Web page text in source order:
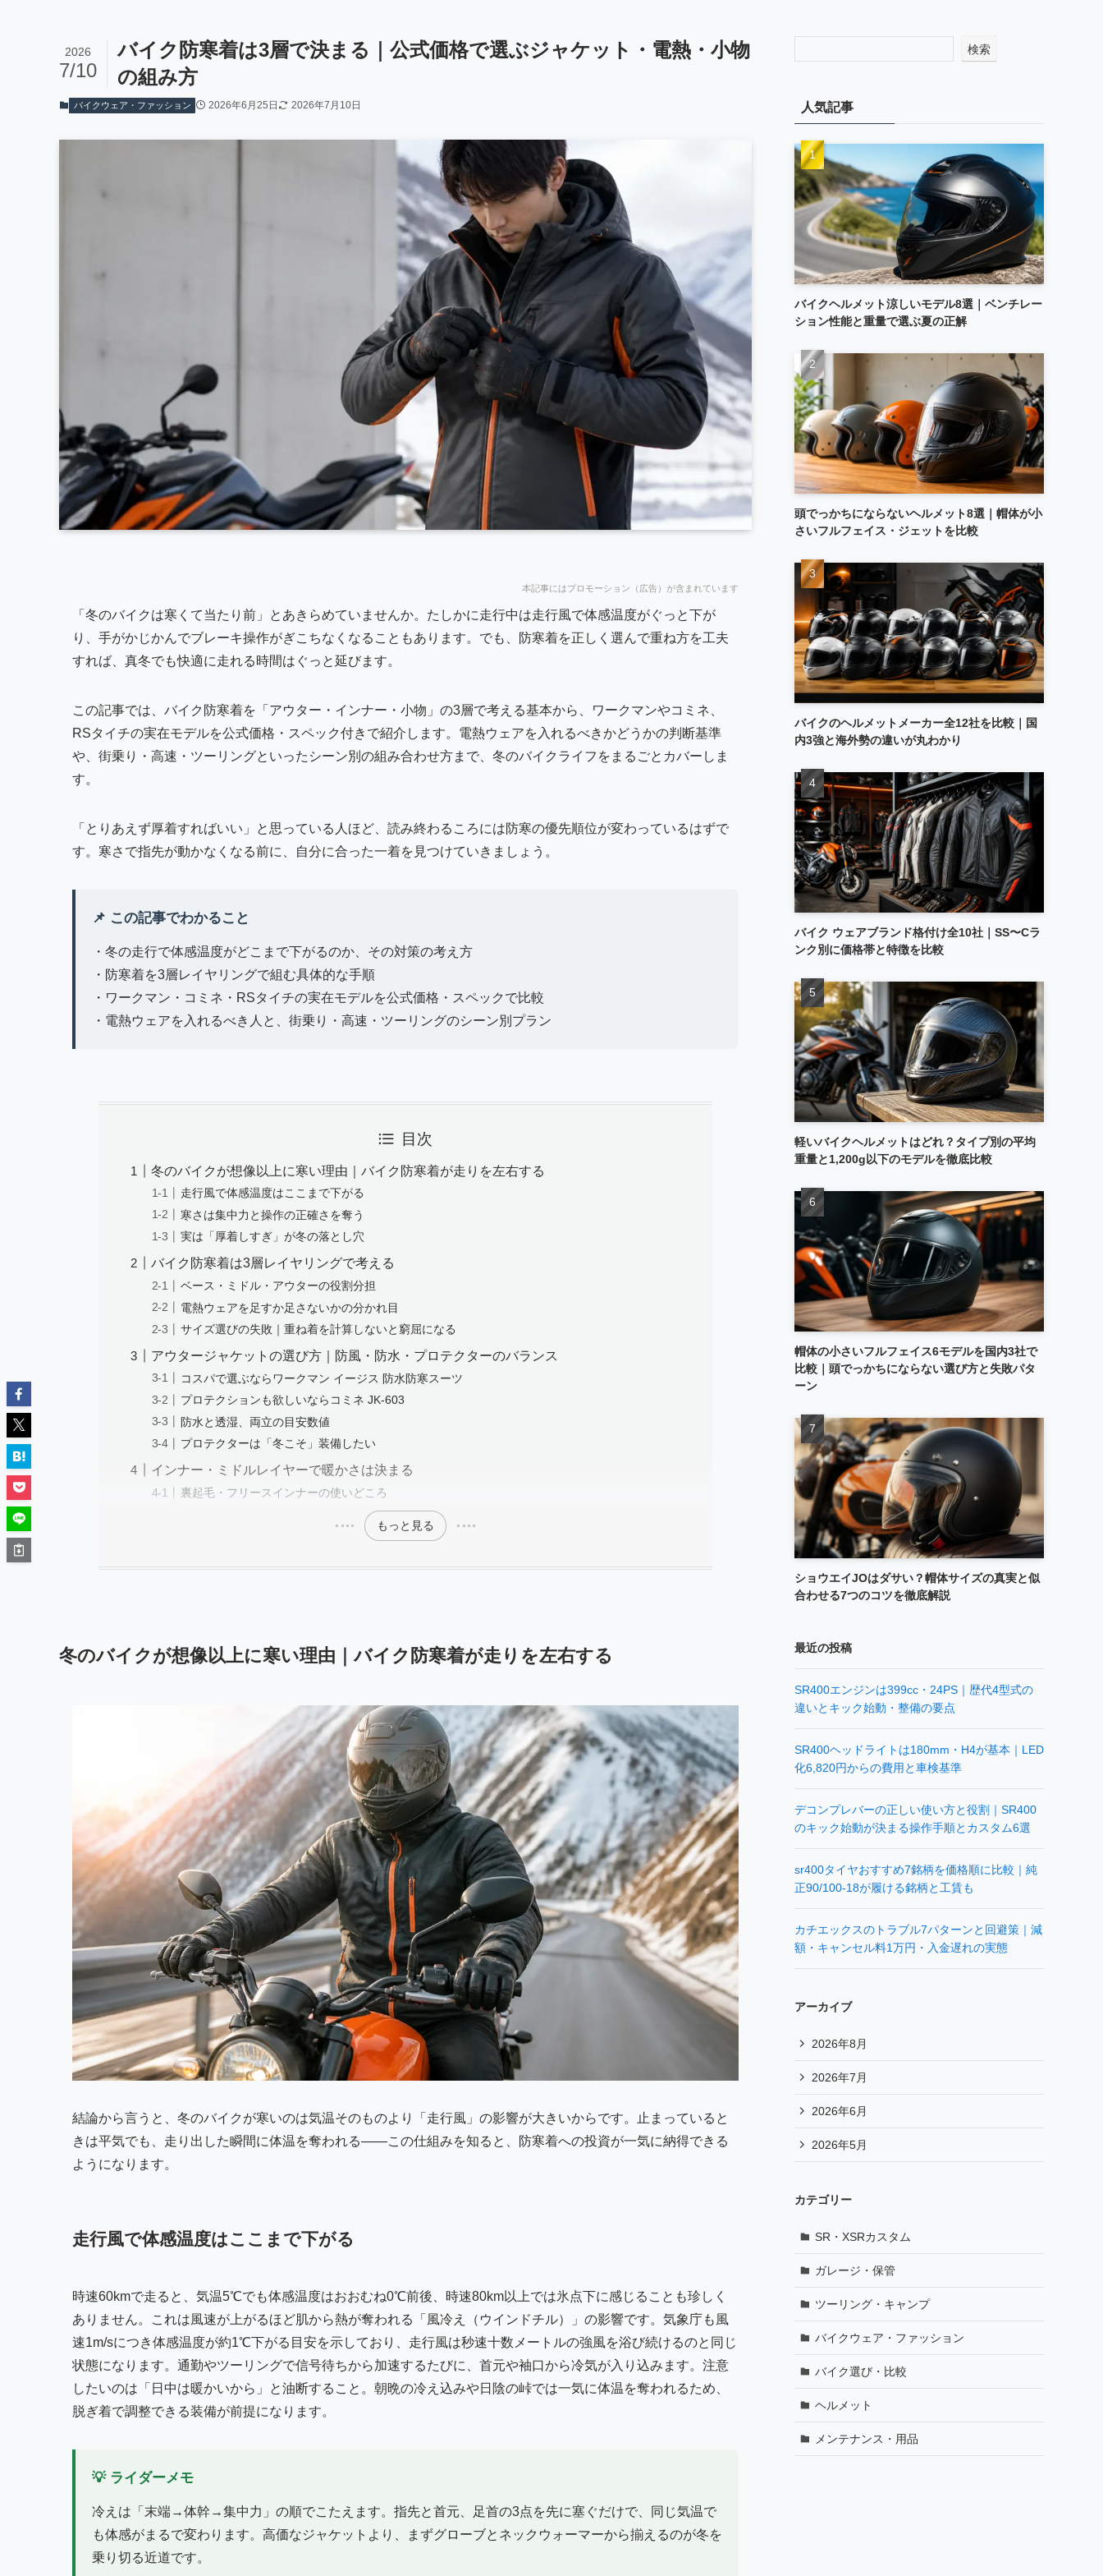
バイク防寒着は3層で決まる｜公式価格で選ぶジャケット・電熱・小物
の組み方
2026
7/10
バイクウェア・ファッション 2026年6月25日 2026年7月10日
本記事にはプロモーション（広告）が含まれています
「冬のバイクは寒くて当たり前」とあきらめていませんか。たしかに走行中は走行風で体感温度がぐっと下が
り、手がかじかんでブレーキ操作がぎこちなくなることもあります。でも、防寒着を正しく選んで重ね方を工夫
すれば、真冬でも快適に走れる時間はぐっと延びます。
この記事では、バイク防寒着を「アウター・インナー・小物」の3層で考える基本から、ワークマンやコミネ、
RSタイチの実在モデルを公式価格・スペック付きで紹介します。電熱ウェアを入れるべきかどうかの判断基準
や、街乗り・高速・ツーリングといったシーン別の組み合わせ方まで、冬のバイクライフをまるごとカバーしま
す。
「とりあえず厚着すればいい」と思っている人ほど、読み終わるころには防寒の優先順位が変わっているはずで
す。寒さで指先が動かなくなる前に、自分に合った一着を見つけていきましょう。
📌 この記事でわかること
・冬の走行で体感温度がどこまで下がるのか、その対策の考え方
・防寒着を3層レイヤリングで組む具体的な手順
・ワークマン・コミネ・RSタイチの実在モデルを公式価格・スペックで比較
・電熱ウェアを入れるべき人と、街乗り・高速・ツーリングのシーン別プラン
目次
冬のバイクが想像以上に寒い理由｜バイク防寒着が走りを左右する
走行風で体感温度はここまで下がる
寒さは集中力と操作の正確さを奪う
実は「厚着しすぎ」が冬の落とし穴
バイク防寒着は3層レイヤリングで考える
ベース・ミドル・アウターの役割分担
電熱ウェアを足すか足さないかの分かれ目
サイズ選びの失敗｜重ね着を計算しないと窮屈になる
アウタージャケットの選び方｜防風・防水・プロテクターのバランス
コスパで選ぶならワークマン イージス 防水防寒スーツ
プロテクションも欲しいならコミネ JK-603
防水と透湿、両立の目安数値
プロテクターは「冬こそ」装備したい
インナー・ミドルレイヤーで暖かさは決まる
裏起毛・フリースインナーの使いどころ
もっと見る
冬のバイクが想像以上に寒い理由｜バイク防寒着が走りを左右する
結論から言うと、冬のバイクが寒いのは気温そのものより「走行風」の影響が大きいからです。止まっていると
きは平気でも、走り出した瞬間に体温を奪われる——この仕組みを知ると、防寒着への投資が一気に納得できる
ようになります。
走行風で体感温度はここまで下がる
時速60kmで走ると、気温5℃でも体感温度はおおむね0℃前後、時速80km以上では氷点下に感じることも珍しく
ありません。これは風速が上がるほど肌から熱が奪われる「風冷え（ウインドチル）」の影響です。気象庁も風
速1m/sにつき体感温度が約1℃下がる目安を示しており、走行風は秒速十数メートルの強風を浴び続けるのと同じ
状態になります。通勤やツーリングで信号待ちから加速するたびに、首元や袖口から冷気が入り込みます。注意
したいのは「日中は暖かいから」と油断すること。朝晩の冷え込みや日陰の峠では一気に体温を奪われるため、
脱ぎ着で調整できる装備が前提になります。
💡 ライダーメモ
冷えは「末端→体幹→集中力」の順でこたえます。指先と首元、足首の3点を先に塞ぐだけで、同じ気温で
も体感がまるで変わります。高価なジャケットより、まずグローブとネックウォーマーから揃えるのが冬を
乗り切る近道です。
検索
人気記事
バイクヘルメット涼しいモデル8選｜ベンチレー
ション性能と重量で選ぶ夏の正解
頭でっかちにならないヘルメット8選｜帽体が小
さいフルフェイス・ジェットを比較
バイクのヘルメットメーカー全12社を比較｜国
内3強と海外勢の違いが丸わかり
バイク ウェアブランド格付け全10社｜SS〜Cラ
ンク別に価格帯と特徴を比較
軽いバイクヘルメットはどれ？タイプ別の平均
重量と1,200g以下のモデルを徹底比較
帽体の小さいフルフェイス6モデルを国内3社で
比較｜頭でっかちにならない選び方と失敗パタ
ーン
ショウエイJOはダサい？帽体サイズの真実と似
合わせる7つのコツを徹底解説
最近の投稿
SR400エンジンは399cc・24PS｜歴代4型式の
違いとキック始動・整備の要点
SR400ヘッドライトは180mm・H4が基本｜LED
化6,820円からの費用と車検基準
デコンプレバーの正しい使い方と役割｜SR400
のキック始動が決まる操作手順とカスタム6選
sr400タイヤおすすめ7銘柄を価格順に比較｜純
正90/100-18が履ける銘柄と工賃も
カチエックスのトラブル7パターンと回避策｜減
額・キャンセル料1万円・入金遅れの実態
アーカイブ
2026年8月
2026年7月
2026年6月
2026年5月
カテゴリー
SR・XSRカスタム
ガレージ・保管
ツーリング・キャンプ
バイクウェア・ファッション
バイク選び・比較
ヘルメット
メンテナンス・用品